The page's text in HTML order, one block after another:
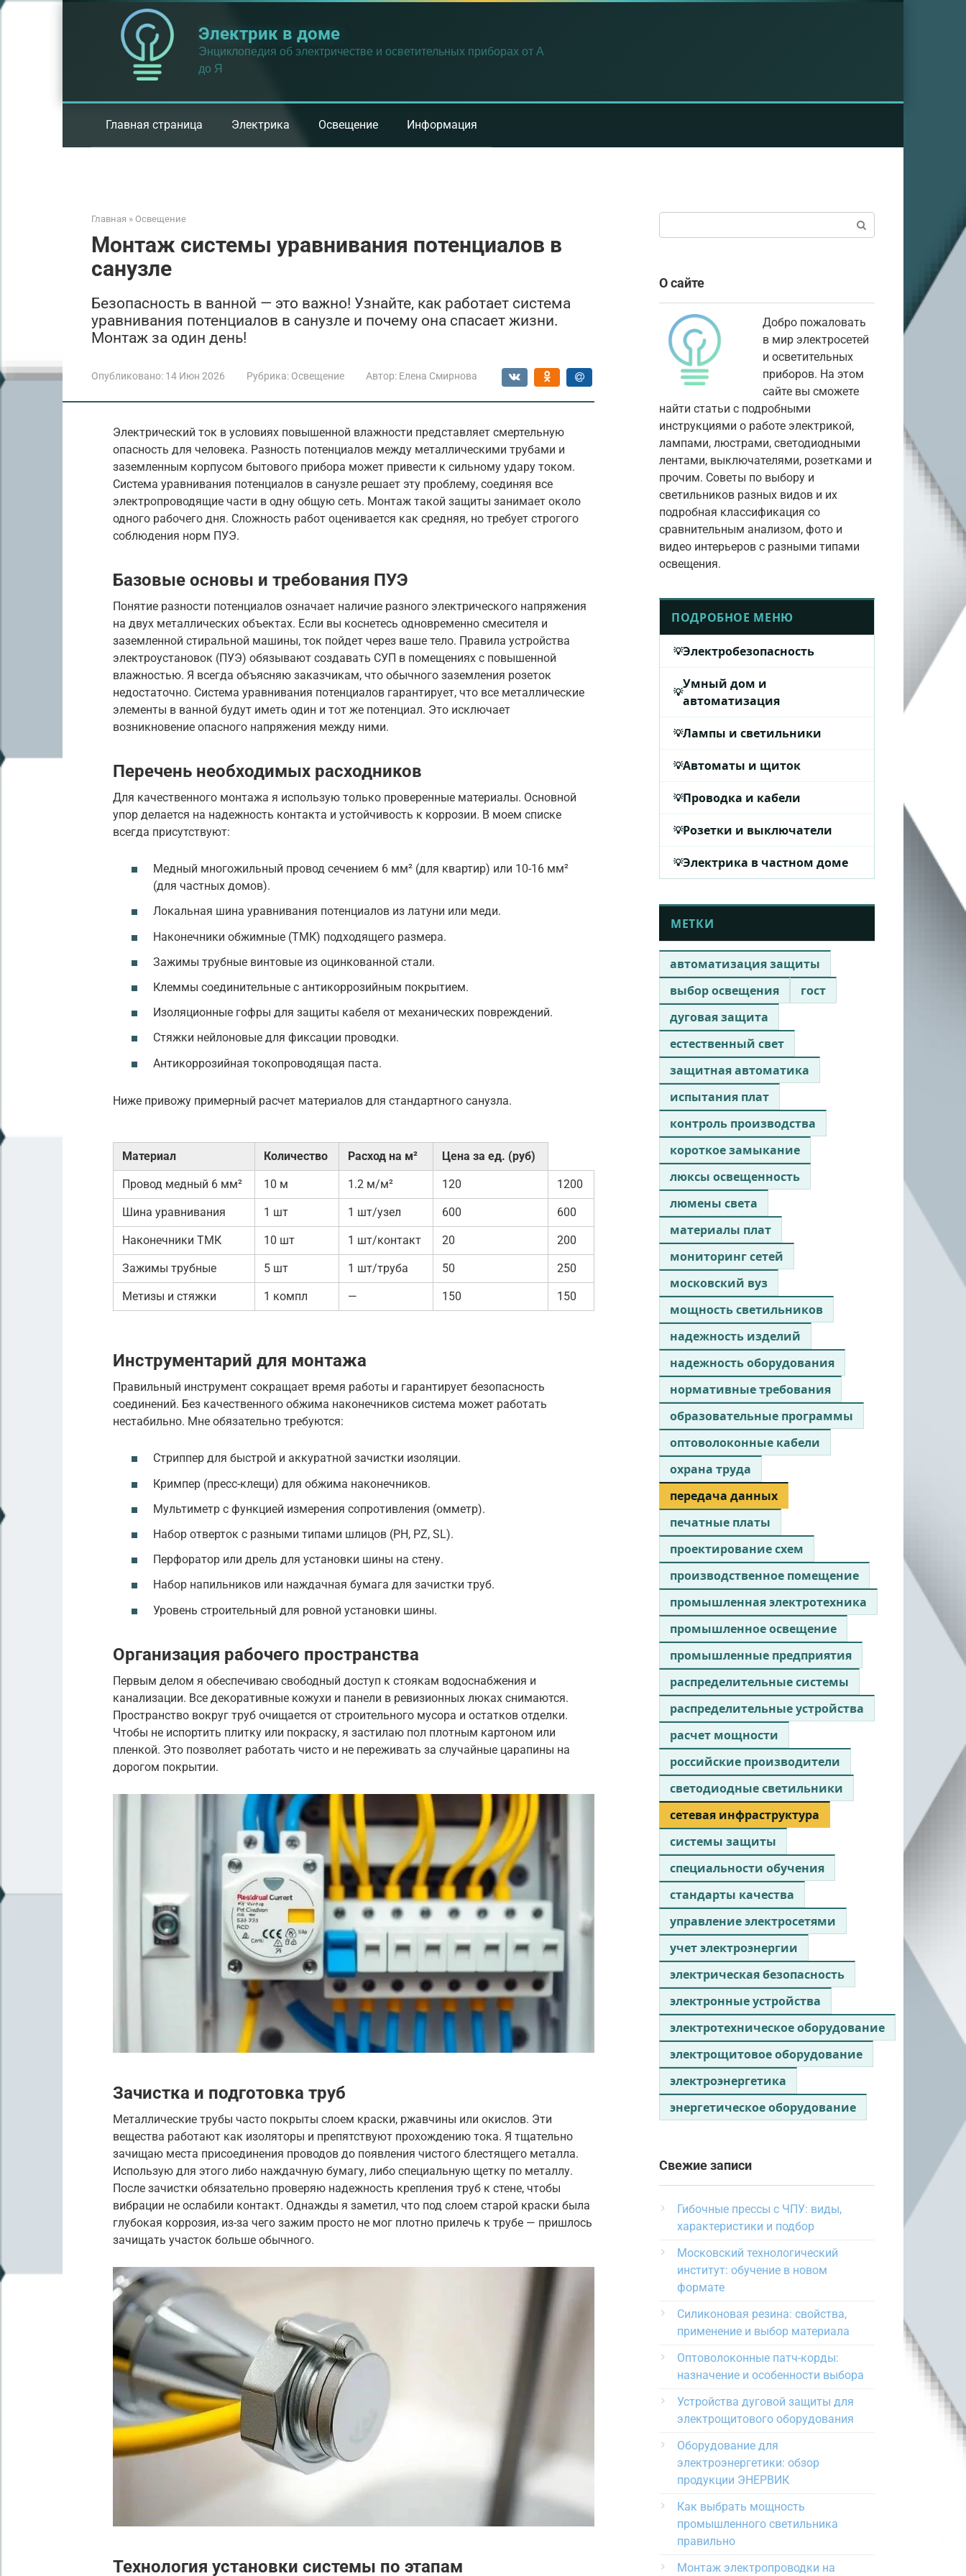
Перейти
Электрик в доме
Энциклопедия об электричестве и осветительных приборах от А
до Я
Главная страница Электрика Освещение Информация
Главная » Освещение
Монтаж системы уравнивания потенциалов в
санузле
Безопасность в ванной — это важно! Узнайте, как работает система
уравнивания потенциалов в санузле и почему она спасает жизни.
Монтаж за один день!
Опубликовано: 14 Июн 2026 Рубрика: Освещение Автор: Елена Смирнова
Электрический ток в условиях повышенной влажности представляет смертельную
опасность для человека. Разность потенциалов между металлическими трубами и
заземленным корпусом бытового прибора может привести к сильному удару током.
Система уравнивания потенциалов в санузле решает эту проблему, соединяя все
электропроводящие части в одну общую сеть. Монтаж такой защиты занимает около
одного рабочего дня. Сложность работ оценивается как средняя, но требует строгого
соблюдения норм ПУЭ.
Базовые основы и требования ПУЭ
Понятие разности потенциалов означает наличие разного электрического напряжения
на двух металлических объектах. Если вы коснетесь одновременно смесителя и
заземленной стиральной машины, ток пойдет через ваше тело. Правила устройства
электроустановок (ПУЭ) обязывают создавать СУП в помещениях с повышенной
влажностью. Я всегда объясняю заказчикам, что обычного заземления розеток
недостаточно. Система уравнивания потенциалов гарантирует, что все металлические
элементы в ванной будут иметь один и тот же потенциал. Это исключает
возникновение опасного напряжения между ними.
Перечень необходимых расходников
Для качественного монтажа я использую только проверенные материалы. Основной
упор делается на надежность контакта и устойчивость к коррозии. В моем списке
всегда присутствуют:
Медный многожильный провод сечением 6 мм² (для квартир) или 10-16 мм²
(для частных домов).
Локальная шина уравнивания потенциалов из латуни или меди.
Наконечники обжимные (ТМК) подходящего размера.
Зажимы трубные винтовые из оцинкованной стали.
Клеммы соединительные с антикоррозийным покрытием.
Изоляционные гофры для защиты кабеля от механических повреждений.
Стяжки нейлоновые для фиксации проводки.
Антикоррозийная токопроводящая паста.
Ниже привожу примерный расчет материалов для стандартного санузла.
Материал Количество Расход на м² Цена за ед. (руб)
Провод медный 6 мм² 10 м 1.2 м/м² 120 1200
Шина уравнивания 1 шт 1 шт/узел 600 600
Наконечники ТМК 10 шт 1 шт/контакт 20 200
Зажимы трубные 5 шт 1 шт/труба 50 250
Метизы и стяжки 1 компл — 150 150
Инструментарий для монтажа
Правильный инструмент сокращает время работы и гарантирует безопасность
соединений. Без качественного обжима наконечников система может работать
нестабильно. Мне обязательно требуются:
Стриппер для быстрой и аккуратной зачистки изоляции.
Кримпер (пресс-клещи) для обжима наконечников.
Мультиметр с функцией измерения сопротивления (омметр).
Набор отверток с разными типами шлицов (PH, PZ, SL).
Перфоратор или дрель для установки шины на стену.
Набор напильников или наждачная бумага для зачистки труб.
Уровень строительный для ровной установки шины.
Организация рабочего пространства
Первым делом я обеспечиваю свободный доступ к стоякам водоснабжения и
канализации. Все декоративные кожухи и панели в ревизионных люках снимаются.
Пространство вокруг труб очищается от строительного мусора и остатков отделки.
Чтобы не испортить плитку или покраску, я застилаю пол плотным картоном или
пленкой. Это позволяет работать чисто и не переживать за случайные царапины на
дорогом покрытии.
Зачистка и подготовка труб
Металлические трубы часто покрыты слоем краски, ржавчины или окислов. Эти
вещества работают как изоляторы и препятствуют прохождению тока. Я тщательно
зачищаю места присоединения проводов до появления чистого блестящего металла.
Использую для этого либо наждачную бумагу, либо специальную щетку по металлу.
После зачистки обязательно проверяю надежность крепления труб к стене, чтобы
вибрации не ослабили контакт. Однажды я заметил, что под слоем старой краски была
глубокая коррозия, из-за чего зажим просто не мог плотно прилечь к трубе — пришлось
зачищать участок больше обычного.
Технология установки системы по этапам
О сайте
Добро пожаловать
в мир электросетей
и осветительных
приборов. На этом
сайте вы сможете
найти статьи с подробными
инструкциями о работе электрикой,
лампами, люстрами, светодиодными
лентами, выключателями, розетками и
прочим. Советы по выбору и
светильников разных видов и их
подробная классификация со
сравнительным анализом, фото и
видео интерьеров с разными типами
освещения.
ПОДРОБНОЕ МЕНЮ
Электробезопасность
Умный дом и
автоматизация
Лампы и светильники
Автоматы и щиток
Проводка и кабели
Розетки и выключатели
Электрика в частном доме
МЕТКИ
автоматизация защиты
выбор освещения
гост
дуговая защита
естественный свет
защитная автоматика
испытания плат
контроль производства
короткое замыкание
люксы освещенность
люмены света
материалы плат
мониторинг сетей
московский вуз
мощность светильников
надежность изделий
надежность оборудования
нормативные требования
образовательные программы
оптоволоконные кабели
охрана труда
передача данных
печатные платы
проектирование схем
производственное помещение
промышленная электротехника
промышленное освещение
промышленные предприятия
распределительные системы
распределительные устройства
расчет мощности
российские производители
светодиодные светильники
сетевая инфраструктура
системы защиты
специальности обучения
стандарты качества
управление электросетями
учет электроэнергии
электрическая безопасность
электронные устройства
электротехническое оборудование
электрощитовое оборудование
электроэнергетика
энергетическое оборудование
Свежие записи
Гибочные прессы с ЧПУ: виды,
характеристики и подбор
Московский технологический
институт: обучение в новом
формате
Силиконовая резина: свойства,
применение и выбор материала
Оптоволоконные патч-корды:
назначение и особенности выбора
Устройства дуговой защиты для
электрощитового оборудования
Оборудование для
электроэнергетики: обзор
продукции ЭНЕРВИК
Как выбрать мощность
промышленного светильника
правильно
Монтаж электропроводки на